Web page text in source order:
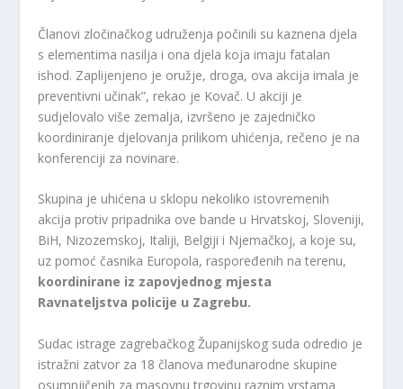
Članovi zločinačkog udruženja počinili su kaznena djela
s elementima nasilja i ona djela koja imaju fatalan
ishod. Zaplijenjeno je oružje, droga, ova akcija imala je
preventivni učinak”, rekao je Kovač. U akciji je
sudjelovalo više zemalja, izvršeno je zajedničko
koordiniranje djelovanja prilikom uhićenja, rečeno je na
konferenciji za novinare.
Skupina je uhićena u sklopu nekoliko istovremenih
akcija protiv pripadnika ove bande u Hrvatskoj, Sloveniji,
BiH, Nizozemskoj, Italiji, Belgiji i Njemačkoj, a koje su,
uz pomoć časnika Europola, raspoređenih na terenu,
koordinirane iz zapovjednog mjesta
Ravnateljstva policije u Zagrebu.
Sudac istrage zagrebačkog Županijskog suda odredio je
istražni zatvor za 18 članova međunarodne skupine
osumnjičenih za masovnu trgovinu raznim vrstama